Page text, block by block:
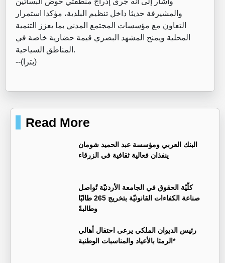
والمشيرفة حديثا داخل تنظيم البلدية، مؤكدا استمرار
التعاون مع مؤسسات المجتمع المدني بما يعزز التنمية
المحلية ويمنح المشهد البصري قيمة حضارية خاصة في
المناطق السياحية.
--(بترا)
Read More
البنك العربي ومؤسسة عبد الحميد شومان
ينفذان فعالية ثقافية في الزرقاء
كلّيّة الحقوق في الجامعة الأردنيّة تُواصل
صناعة الكفاءات القانونيّة بتخريج 265 طالبًا
وطالبةً
رئيس الديوان الملكي يرعى احتفال أهالي
الرمثا بالأعياد والمناسبات الوطنية*